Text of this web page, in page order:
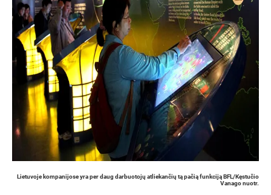
Lietuvoje kompanijose yra per daug darbuotojų atliekančių tą pačią funkciją BFL/Kęstučio
Vanago nuotr.